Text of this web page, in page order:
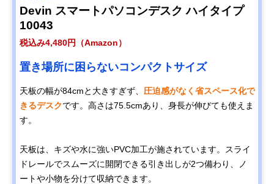
Devin スマートパソコンデスク ハイタイプ
10043
税込み4,480円（Amazon）
置き場所に困らないコンパクトサイズ
天板の幅が84cmと大きすぎず、 圧迫感がなく省スペース化で
きるデスクです。高さは75.5cmあり、身長が伸びても使えま
す。
天板は、キズや水に強いPVC加工が施されています。スライ
ドレールでスムーズに開閉できる引き出しが2つ備わり、ノ
ートや小物を分けて収納できます。